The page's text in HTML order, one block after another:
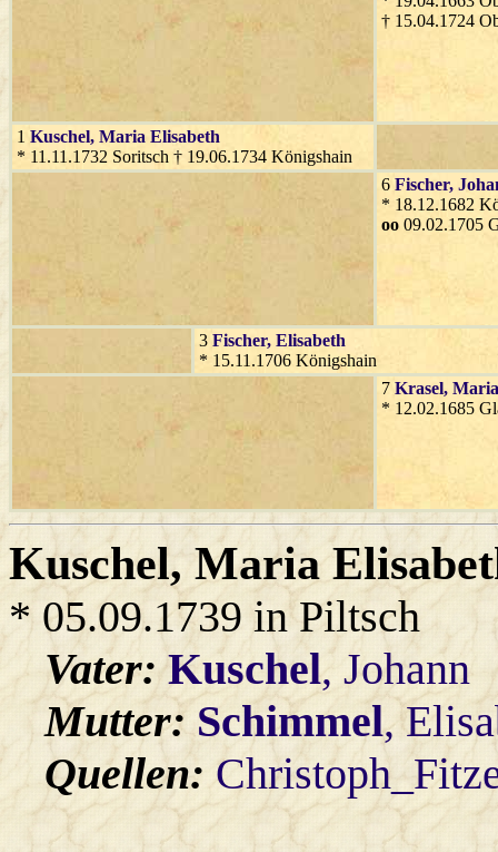
† 15.04.1724
1 Kuschel, Maria Elisabeth
* 11.11.1732 Soritsch † 19.06.1734 Königshain
6 Fischer,
* 18.12.1682
oo 09.02.1705
3 Fischer, Elisabeth
* 15.11.1706 Königshain
7 Krasel, Maria
* 12.02.1685
Kuschel, Maria
* 05.09.1739 in Piltsch
Vater:Kuschel, Johann
Mutter:Schimmel,
Quellen: